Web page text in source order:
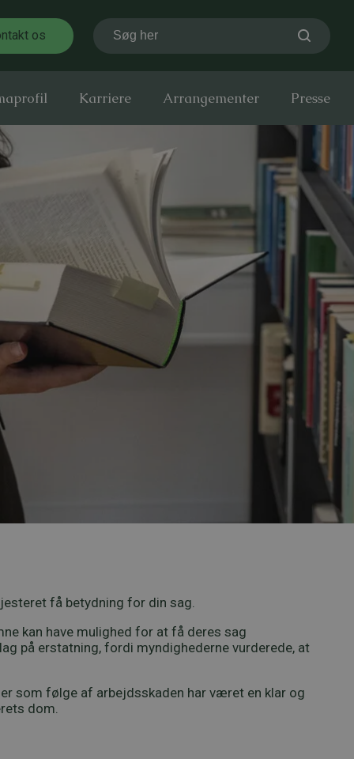
os Søg her
Karriere Arrangementer Presse
få betydning for din sag.
kan have mulighed for at få deres sag
på erstatning, fordi myndighederne vurderede, at
som følge af arbejdsskaden har været en klar og
dom.